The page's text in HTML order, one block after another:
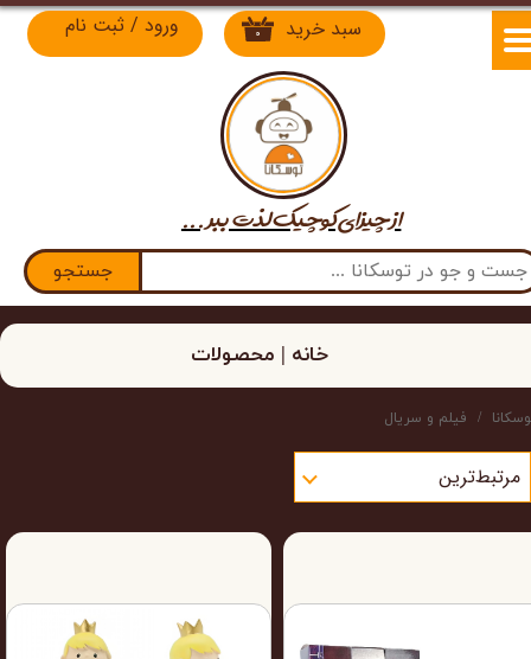
جستجو
۰ سبد خرید ورود / ثبت نام
حساب کاربری من
خروج از حساب کاربریاز چیزای کوچیک لذت​​​​​​​ ببر ...
خانه | محصولات
فیلم و سریال
مرتبط‌ترین